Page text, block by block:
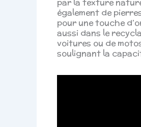
également de
pour une touche
aussi dans le
voitures ou de
soulignant la